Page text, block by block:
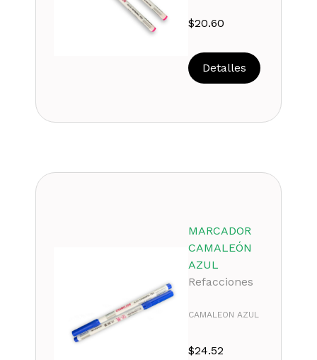
$20.60
Detalles
MARCADOR
CAMALEÓN
AZUL
Refacciones
CAMALEON AZUL
$24.52